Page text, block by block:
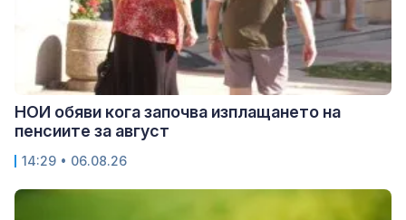
НОИ обяви кога започва изплащането на
пенсиите за август
14:29 • 06.08.26